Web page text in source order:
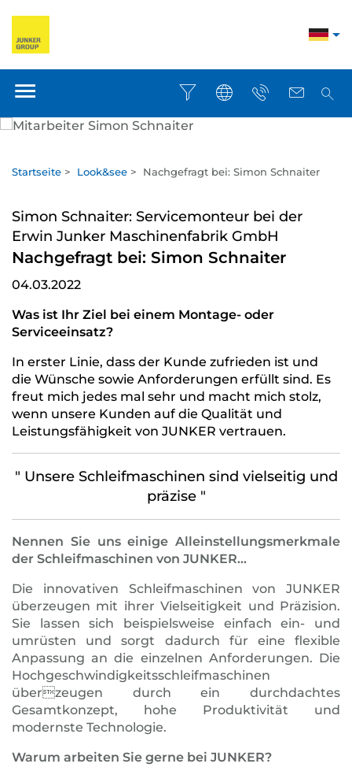
Startseite > Look&see > Nachgefragt bei: Simon Schnaiter
Simon Schnaiter: Servicemonteur bei der
Erwin Junker Maschinenfabrik GmbH
Nachgefragt bei: Simon Schnaiter
04.03.2022
Was ist Ihr Ziel bei einem Montage- oder
Serviceeinsatz?
In erster Linie, dass der Kunde zufrieden ist und
die Wünsche sowie Anforderungen erfüllt sind. Es
freut mich jedes mal sehr und macht mich stolz,
wenn unsere Kunden auf die Qualität und
Leistungsfähigkeit von JUNKER vertrauen.
" Unsere Schleifmaschinen sind vielseitig und
präzise "
Nennen Sie uns einige Alleinstellungsmerkmale
der Schleifmaschinen von JUNKER...
Die innovativen Schleifmaschinen von JUNKER
überzeugen mit ihrer Vielseitigkeit und Präzision.
Sie lassen sich beispielsweise einfach ein- und
umrüsten und sorgt dadurch für eine flexible
Anpassung an die einzelnen Anforderungen. Die
Hochgeschwindigkeitsschleifmaschinen
überzeugen durch ein durchdachtes
Gesamtkonzept, hohe Produktivität und
modernste Technologie.
Warum arbeiten Sie gerne bei JUNKER?